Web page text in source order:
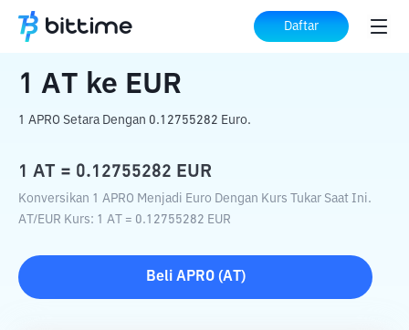
Daftar
Beranda Konverter Kripto
1 AT ke EUR
1 APRO Setara Dengan 0.12755282 Euro.
1 AT = 0.12755282 EUR
Konversikan 1 APRO Menjadi Euro Dengan Kurs Tukar Saat Ini.
AT /EUR Kurs: 1 AT = 0.12755282 EUR
Beli APRO(AT )